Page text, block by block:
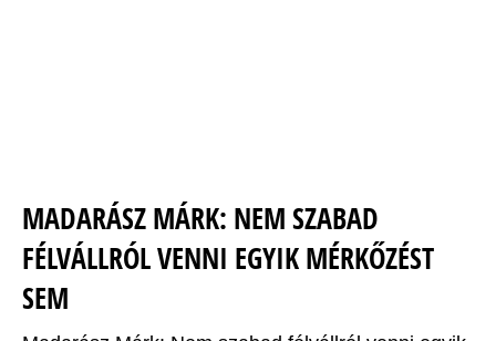
MADARÁSZ MÁRK: NEM SZABAD
FÉLVÁLLRÓL VENNI EGYIK MÉRKŐZÉST
SEM